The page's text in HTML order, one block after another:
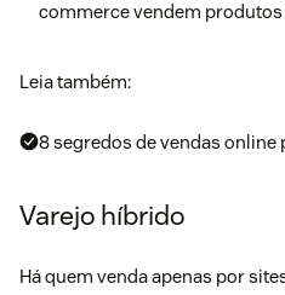
commerce vendem
Leia também:
8 segredos de vendas online
Varejo híbrido
Há quem venda apenas por